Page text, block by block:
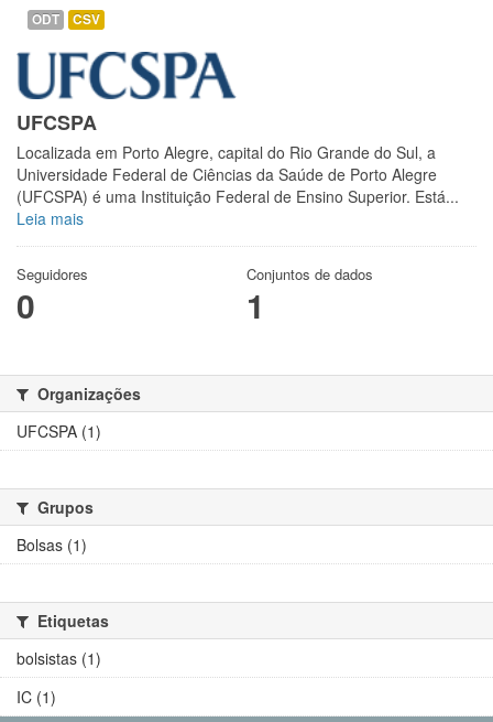
ODT CSV
UFCSPA
Localizada em Porto Alegre, capital do Rio Grande do Sul, a
Universidade Federal de Ciências da Saúde de Porto Alegre
(UFCSPA) é uma Instituição Federal de Ensino Superior. Está...
Leia mais
Seguidores
0
Conjuntos de dados
1
Organizações
UFCSPA (1)
Grupos
Bolsas (1)
Etiquetas
bolsistas (1)
IC (1)